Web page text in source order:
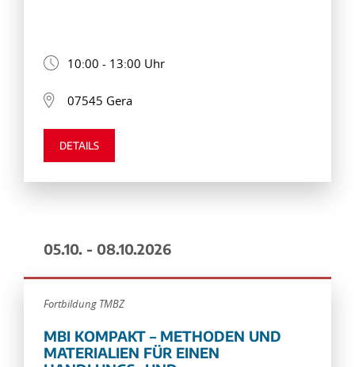
10:00 - 13:00 Uhr
07545 Gera
DETAILS
05.10. - 08.10.2026
Fortbildung TMBZ
MBI KOMPAKT – METHODEN UND
MATERIALIEN FÜR EINEN